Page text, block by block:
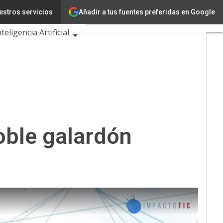
Añadir a tus fuentes preferidas en Google
servicios
Innovación
Artificial
galardón